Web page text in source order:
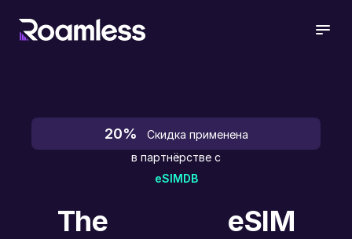
20%
Скидка применена
в партнёрстве с
eSIMDB
The eSIM